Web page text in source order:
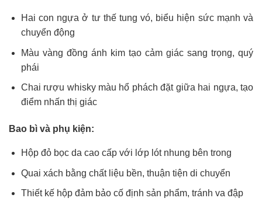
Hai con ngựa ở tư thế tung vó, biểu hiện sức mạnh và
chuyển động
Màu vàng đồng ánh kim tạo cảm giác sang trọng, quý
phái
Chai rượu whisky màu hổ phách đặt giữa hai ngựa, tạo
điểm nhấn thị giác
Bao bì và phụ kiện:
Hộp đỏ bọc da cao cấp với lớp lót nhung bên trong
Quai xách bằng chất liệu bền, thuận tiện di chuyển
Thiết kế hộp đảm bảo cố định sản phẩm, tránh va đập